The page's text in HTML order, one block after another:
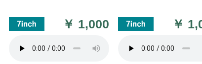
￥ 1,000 ￥